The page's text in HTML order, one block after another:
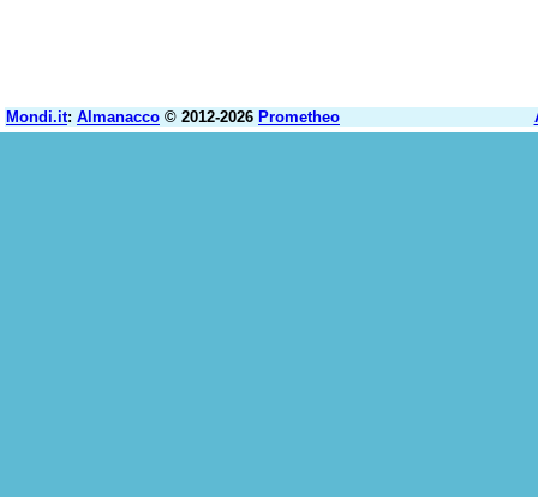
Mondi.it: Almanacco © 2012-2026 Prometheo